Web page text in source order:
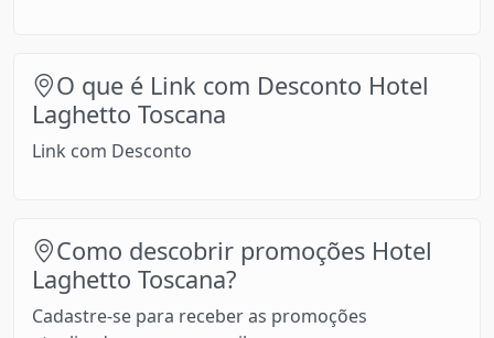
O que é Link com Desconto Hotel
Laghetto Toscana
Link com Desconto
Como descobrir promoções Hotel
Laghetto Toscana?
Cadastre-se para receber as promoções